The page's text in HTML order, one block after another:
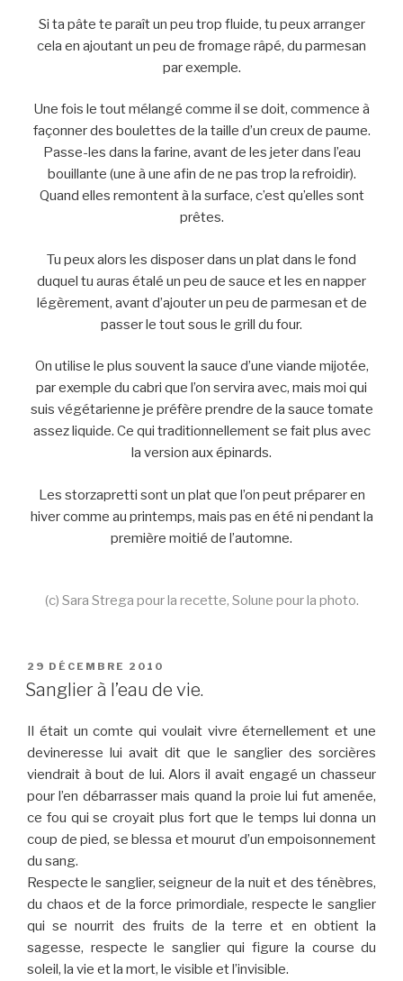
Si ta pâte te paraît un peu trop fluide, tu peux arranger
cela en ajoutant un peu de fromage râpé, du parmesan
par exemple.
Une fois le tout mélangé comme il se doit, commence à
façonner des boulettes de la taille d’un creux de paume.
Passe-les dans la farine, avant de les jeter dans l’eau
bouillante (une à une afin de ne pas trop la refroidir).
Quand elles remontent à la surface, c’est qu’elles sont
prêtes.
Tu peux alors les disposer dans un plat dans le fond
duquel tu auras étalé un peu de sauce et les en napper
légèrement, avant d’ajouter un peu de parmesan et de
passer le tout sous le grill du four.
On utilise le plus souvent la sauce d’une viande mijotée,
par exemple du cabri que l’on servira avec, mais moi qui
suis végétarienne je préfère prendre de la sauce tomate
assez liquide. Ce qui traditionnellement se fait plus avec
la version aux épinards.
Les storzapretti sont un plat que l’on peut préparer en
hiver comme au printemps, mais pas en été ni pendant la
première moitié de l’automne.
(c) Sara Strega pour la recette, Solune pour la photo.
PUBLIÉ
LE
29 DÉCEMBRE 2010
Sanglier à l’eau de vie.
Il était un comte qui voulait vivre éternellement et une
devineresse lui avait dit que le sanglier des sorcières
viendrait à bout de lui. Alors il avait engagé un chasseur
pour l’en débarrasser mais quand la proie lui fut amenée,
ce fou qui se croyait plus fort que le temps lui donna un
coup de pied, se blessa et mourut d’un empoisonnement
du sang.
Respecte le sanglier, seigneur de la nuit et des ténèbres,
du chaos et de la force primordiale, respecte le sanglier
qui se nourrit des fruits de la terre et en obtient la
sagesse, respecte le sanglier qui figure la course du
soleil, la vie et la mort, le visible et l’invisible.